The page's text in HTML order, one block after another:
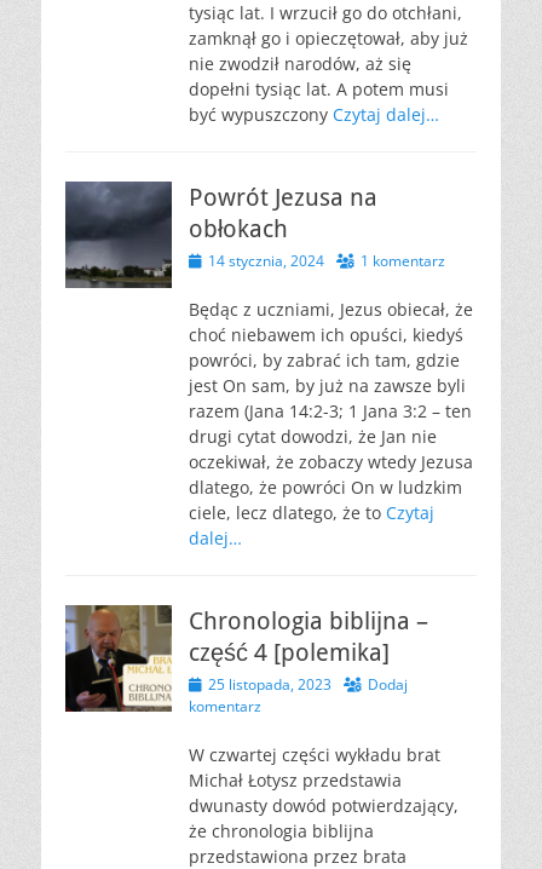
tysiąc lat. I wrzucił go do otchłani,
zamknął go i opieczętował, aby już
nie zwodził narodów, aż się
dopełni tysiąc lat. A potem musi
być wypuszczony Czytaj dalej…
Powrót Jezusa na
obłokach
Opublikowano
14 stycznia, 2024 1 komentarz
Będąc z uczniami, Jezus obiecał, że
choć niebawem ich opuści, kiedyś
powróci, by zabrać ich tam, gdzie
jest On sam, by już na zawsze byli
razem (Jana 14:2-3; 1 Jana 3:2 – ten
drugi cytat dowodzi, że Jan nie
oczekiwał, że zobaczy wtedy Jezusa
dlatego, że powróci On w ludzkim
ciele, lecz dlatego, że to Czytaj
dalej…
Chronologia biblijna –
część 4 [polemika]
Opublikowano
25 listopada, 2023
Dodaj
komentarz
W czwartej części wykładu brat
Michał Łotysz przedstawia
dwunasty dowód potwierdzający,
że chronologia biblijna
przedstawiona przez brata